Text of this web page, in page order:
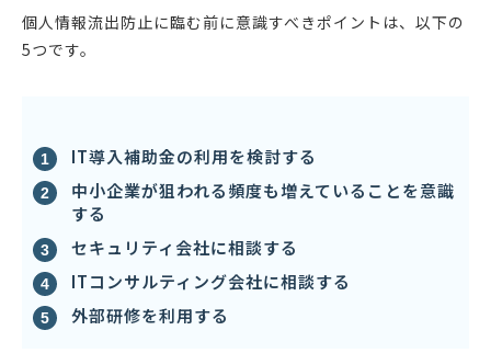
個人情報流出防止に臨む前に意識すべきポイントは、以下の
5つです。
IT導入補助金の利用を検討する
中小企業が狙われる頻度も増えていることを意識
する
セキュリティ会社に相談する
ITコンサルティング会社に相談する
外部研修を利用する